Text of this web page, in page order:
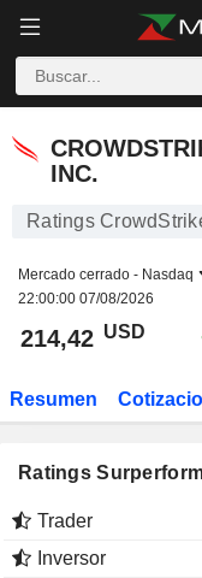
INC.
Ratings
Mercado cerrado - Nasdaq
22:00:00 07/08/2026
214,42 USD
Resumen
Ratings
Trader
Inversor